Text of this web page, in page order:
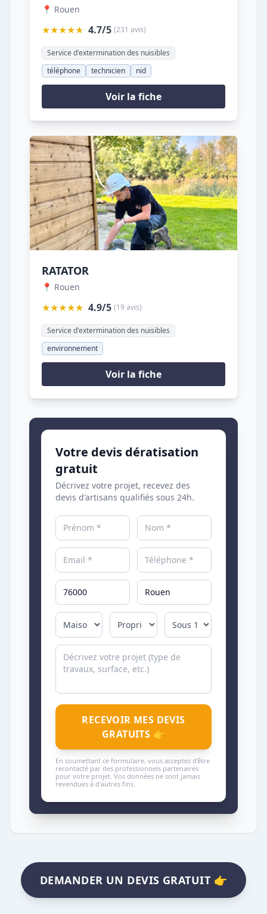
📍 Rouen
★★★★★ 4.7/5 (231 avis)
Service d'extermination des nuisibles
téléphone
technicien nid
Voir la fiche
RATATOR
📍 Rouen
★★★★★ 4.9/5 (19 avis)
Service d'extermination des nuisibles
environnement
Voir la fiche
Votre devis dératisation
gratuit
Décrivez votre projet, recevez des
devis d'artisans qualifiés sous 24h.
RECEVOIR MES DEVIS
GRATUITS 👉
En soumettant ce formulaire, vous acceptez d'être
recontacté par des professionnels partenaires
pour votre projet. Vos données ne sont jamais
revendues à d'autres fins.
DEMANDER UN DEVIS GRATUIT 👉